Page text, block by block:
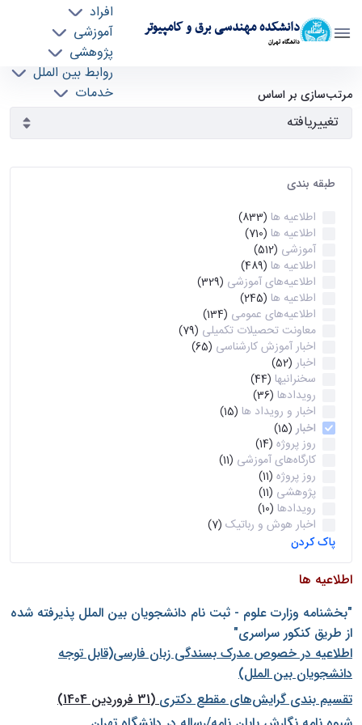
دانشکده مهندسی برق و کامپیوتر
دانشگاه تهران
افراد
آموزشی
پژوهشی
روابط بین الملل
خدمات
آرشیو اطلاعیه ها - ece- دانشکده مهندسی برق و
کامپیوتر
مرتب‌سازی بر اساس
طبقه بندی
اطلاعیه ها (833)
اطلاعیه ها (710)
آموزشی (512)
اطلاعیه ها (489)
اطلاعیه‌های‌ آموزشی (329)
اطلاعیه ها (245)
اطلاعیه‌های عمومی (134)
معاونت تحصیلات تکمیلی (79)
اخبار آموزش کارشناسی (65)
اخبار (52)
سخنرانیها (44)
رویدادها (36)
اخبار و رویداد ها (15)
اخبار (15)
روز پروژه (14)
کارگاه‌های آموزشی (11)
روز پروژه (11)
پژوهشی (11)
رویدادها (10)
اخبار هوش و رباتیک (7)
پاک کردن
اطلاعیه ها
"بخشنامه وزارت علوم - ثبت نام دانشجويان بين الملل پذيرفته شده
از طريق كنكور سراسری"
اطلاعیه در خصوص مدرک بسندگی زبان فارسی(قابل توجه
دانشجویان بین الملل)
تقسیم بندی گرایش‌های مقطع دکتری(31 فروردین 1404)